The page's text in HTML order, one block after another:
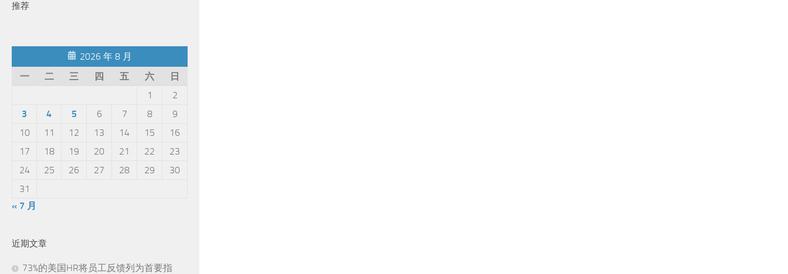
推荐
2026 年 8 月
一
二 三 四 五 六
日
1
2
3
4 5 6 7 8
9
10
11 12 13 14 15
16
17
18 19 20 21 22
23
24
25 26 27 28 29
30
31
« 7 月
近期文章
73%的美国HR将员工反馈列为首要指